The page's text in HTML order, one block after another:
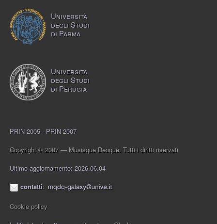
Università
degli Studi
di Parma
Università
degli Studi
di Perugia
PRIN 2005 - PRIN 2007
Copyright © 2007 — Musisque Deoque. Tutti i diritti riservati
Ultimo aggiornamento: 2026.06.04
contatti:
Cookie policy